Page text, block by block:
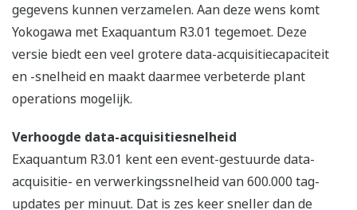
gegevens kunnen verzamelen. Aan deze wens komt
Yokogawa met Exaquantum R3.01 tegemoet. Deze
versie biedt een veel grotere data-acquisitiecapaciteit
en -snelheid en maakt daarmee verbeterde plant
operations mogelijk.
Verhoogde data-acquisitiesnelheid
Exaquantum R3.01 kent een event-gestuurde data-
acquisitie- en verwerkingssnelheid van 600.000 tag-
updates per minuut. Dat is zes keer sneller dan de